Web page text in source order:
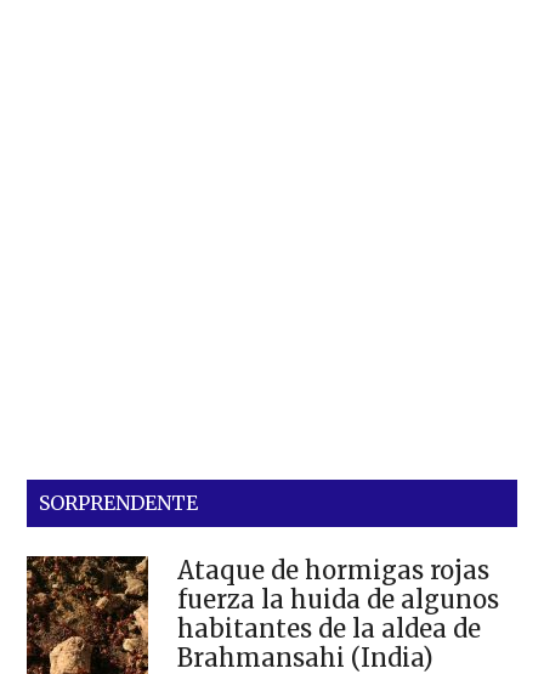
SORPRENDENTE
Ataque de hormigas rojas
fuerza la huida de algunos
habitantes de la aldea de
Brahmansahi (India)